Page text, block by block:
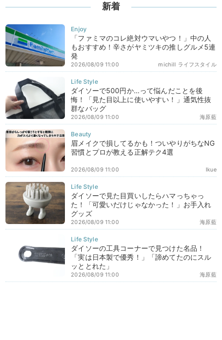
新着
「ファミマのコレ絶対ウマいやつ！」中の人
もおすすめ！辛さがヤミツキの推しグルメ5連
発
michill ライフスタイル
2026/08/09 11:00
ダイソーで500円か…って悩んだことを後
悔！「見た目以上に使いやすい！」通気性抜
群なバッグ
海原藍
2026/08/09 11:00
眉メイクで損してるかも！ついやりがちなNG
習慣とプロが教える正解テク4選
Ikue
2026/08/09 11:00
ダイソーで見た目買いしたらハマっちゃっ
た！「可愛いだけじゃなかった！」お手入れ
グッズ
海原藍
2026/08/09 11:00
ダイソーの工具コーナーで見つけた名品！
「実は日本製で優秀！」「諦めてたのにスル
ッととれた」
海原藍
2026/08/09 11:00